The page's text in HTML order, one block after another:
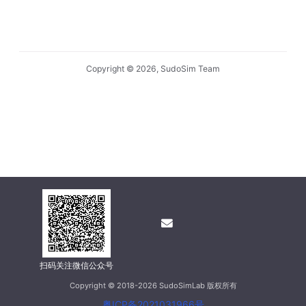
Copyright © 2026, SudoSim Team
扫码关注微信公众号
Copyright © 2018-2026 SudoSimLab 版权所有